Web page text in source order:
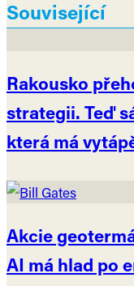
Související
Rakousko
strategii. Teď
která má
Akcie
AI má hlad po